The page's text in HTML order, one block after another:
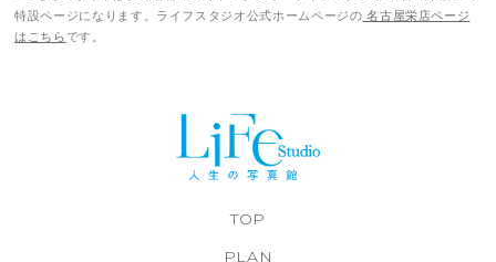
特設ページになります。ライフスタジオ公式ホームページの 名古屋栄店ページ
はこちら です。
TOP
PLAN